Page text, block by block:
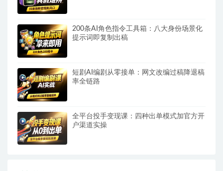
200条AI角色指令工具箱：八大身份场景化
提示词即复制出稿
短剧AI编剧从零接单：网文改编过稿降退稿
率全链路
全平台投手变现课：四种出单模式加官方开
户渠道实操